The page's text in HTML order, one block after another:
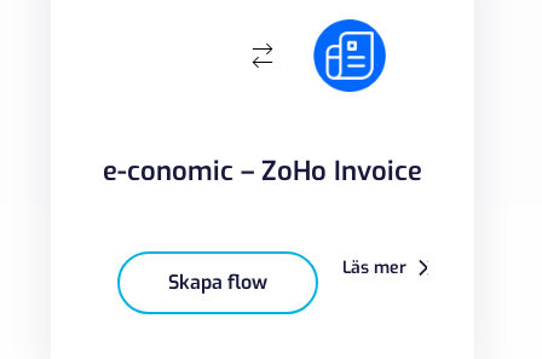
e-conomic – ZoHo Invoice
Skapa flow
Läs mer